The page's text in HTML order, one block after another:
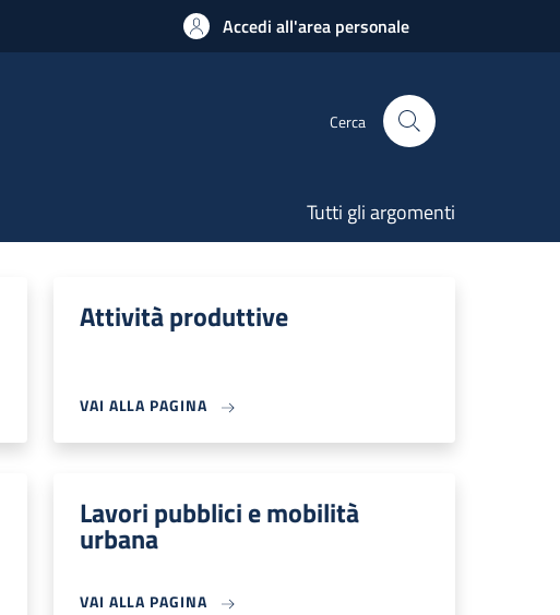
Accedi all'area personale
Cerca
Tutti gli argomenti
Attività produttive
VAI ALLA PAGINA
Lavori pubblici e mobilità
urbana
VAI ALLA PAGINA